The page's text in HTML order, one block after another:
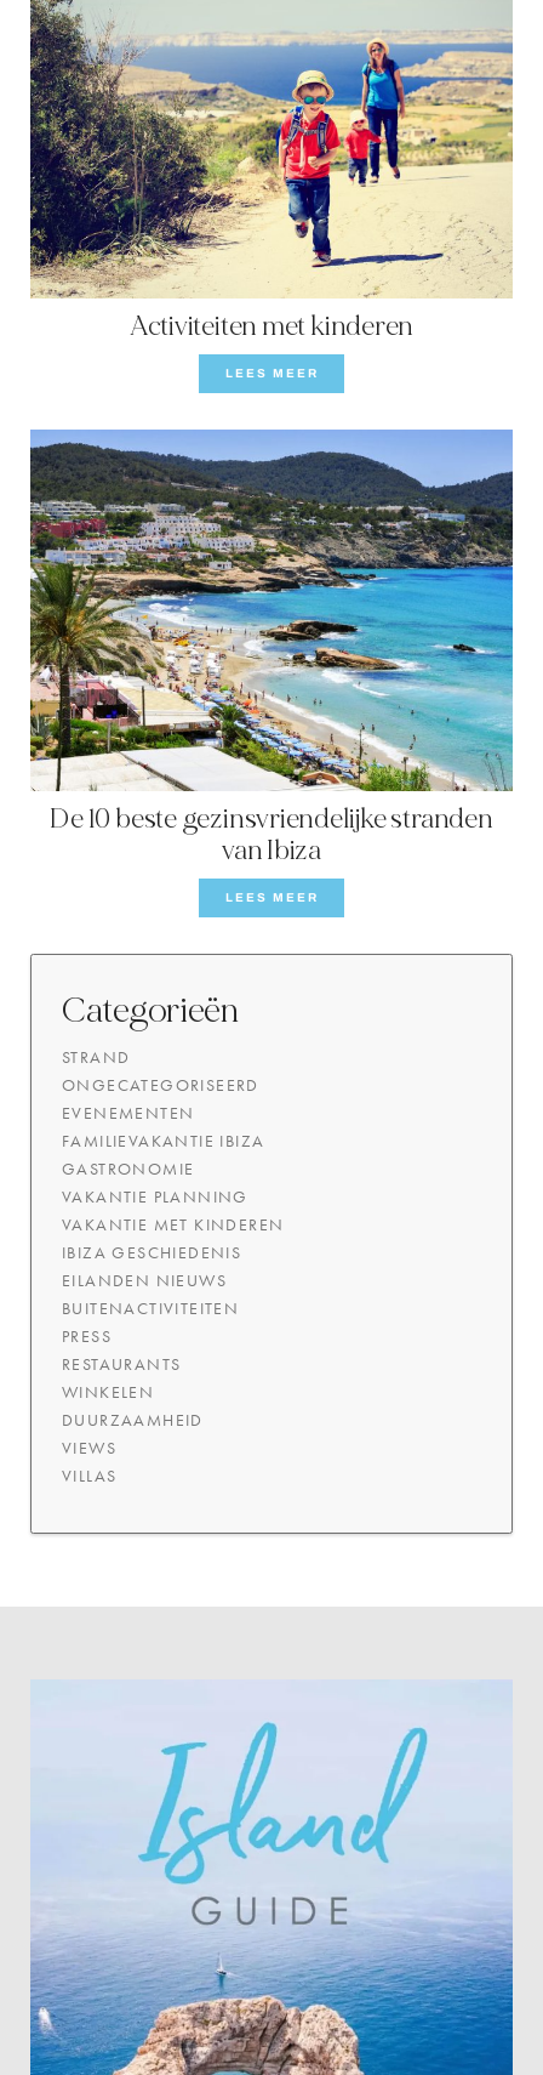
Activiteiten met kinderen
LEES MEER
De 10 beste gezinsvriendelijke stranden
van Ibiza
LEES MEER
Categorieën
STRAND
ONGECATEGORISEERD
EVENEMENTEN
FAMILIEVAKANTIE IBIZA
GASTRONOMIE
VAKANTIE PLANNING
VAKANTIE MET KINDEREN
IBIZA GESCHIEDENIS
EILANDEN NIEUWS
BUITENACTIVITEITEN
PRESS
RESTAURANTS
WINKELEN
DUURZAAMHEID
VIEWS
VILLAS